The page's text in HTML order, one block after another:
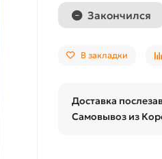
Закончился
В закладки
Доставка
Самовывоз из